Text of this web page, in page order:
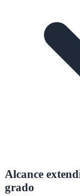
Alcance
grado